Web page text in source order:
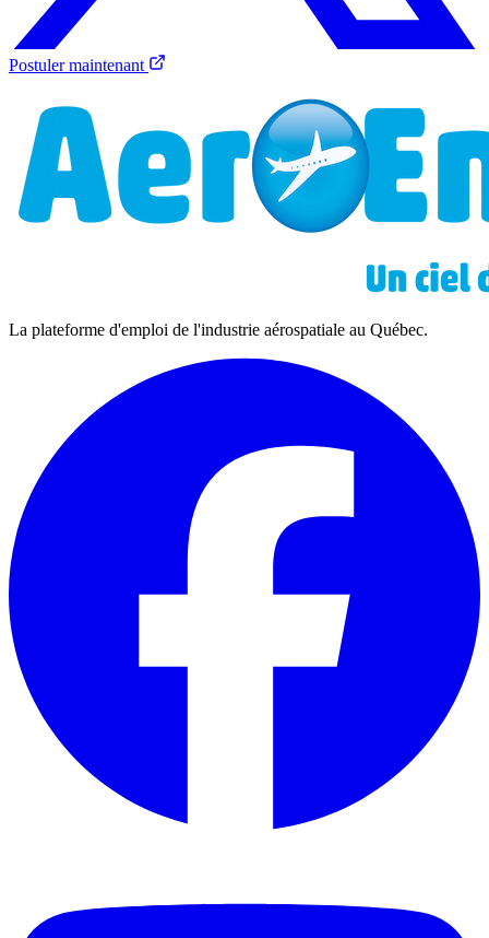
Postuler maintenant
La plateforme d'emploi de l'industrie aérospatiale au Québec.